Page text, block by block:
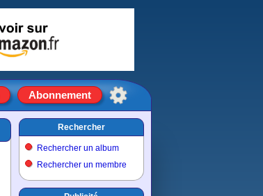
Abonnement
Rechercher
Rechercher un album
Rechercher un membre